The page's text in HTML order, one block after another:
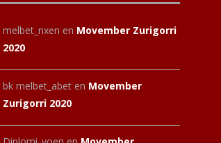
melbet_nxen en Movember Zurigorri
2020
bk melbet_abet en Movember
Zurigorri 2020